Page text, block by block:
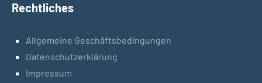
Rechtliches
Allgemeine Geschäftsbedingungen
Datenschutzerklärung
Impressum